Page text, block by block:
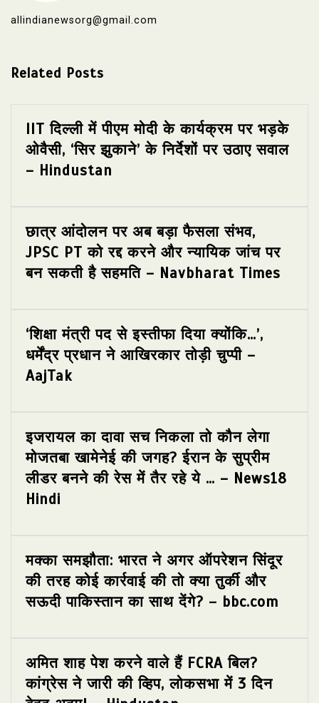
allindianewsorg@gmail.com
Related Posts
IIT दिल्ली में पीएम मोदी के कार्यक्रम पर भड़के
ओवैसी, ‘सिर झुकाने’ के निर्देशों पर उठाए सवाल
– Hindustan
छात्र आंदोलन पर अब बड़ा फैसला संभव,
JPSC PT को रद्द करने और न्यायिक जांच पर
बन सकती है सहमति – Navbharat Times
‘शिक्षा मंत्री पद से इस्तीफा दिया क्योंकि…’,
धर्मेंद्र प्रधान ने आखिरकार तोड़ी चुप्पी –
AajTak
इजरायल का दावा सच निकला तो कौन लेगा
मोजतबा खामेनेई की जगह? ईरान के सुप्रीम
लीडर बनने की रेस में तैर रहे ये … – News18
Hindi
मक्का समझौता: भारत ने अगर ऑपरेशन सिंदूर
की तरह कोई कार्रवाई की तो क्या तुर्की और
सऊदी पाकिस्तान का साथ देंगे? – bbc.com
अमित शाह पेश करने वाले हैं FCRA बिल?
कांग्रेस ने जारी की व्हिप, लोकसभा में 3 दिन